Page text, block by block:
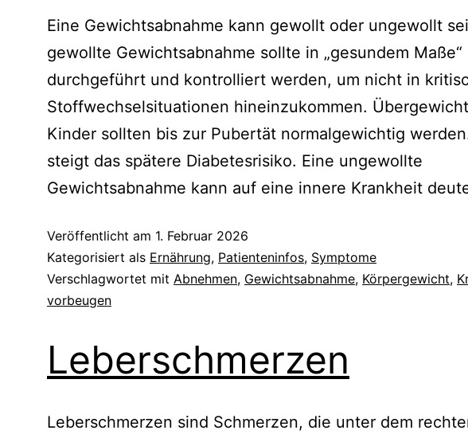
Eine Gewichtsabnahme kann gewollt oder ungewollt
gewollte Gewichtsabnahme sollte in „gesundem Maße“
durchgeführt und kontrolliert werden, um nicht in
Stoffwechselsituationen hineinzukommen.
Kinder sollten bis zur Pubertät normalgewichtig
steigt das spätere Diabetesrisiko. Eine ungewollte
Gewichtsabnahme kann auf eine innere Krankheit
Veröffentlicht am 1. Februar 2026
Kategorisiert als Ernährung, Patienteninfos, Symptome
Verschlagwortet mit Abnehmen, Gewichtsabnahme, Körpergewicht,
vorbeugen
Leberschmerzen
Leberschmerzen sind Schmerzen, die unter dem